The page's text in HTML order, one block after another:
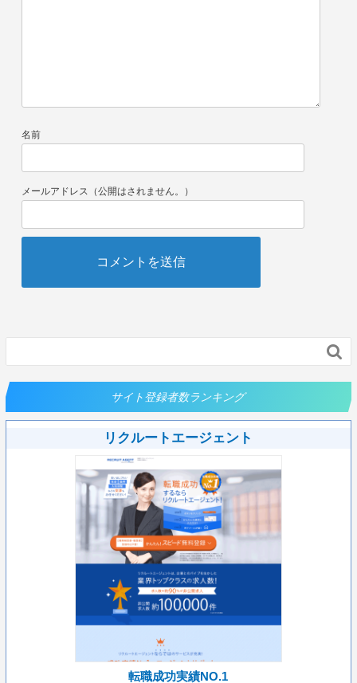
名前
メールアドレス（公開はされません。）

サイト登録者数ランキング
リクルートエージェント
転職成功実績NO.1